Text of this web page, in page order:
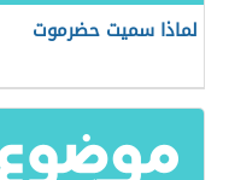
لماذا سميت حضرموت